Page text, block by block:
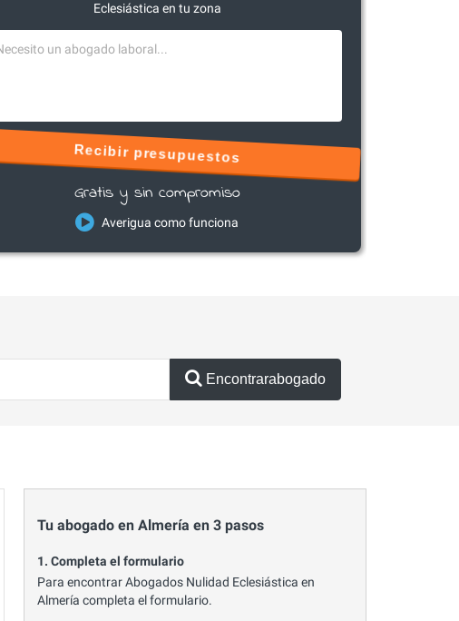
Eclesiástica en tu zona
Recibir presupuestos
Gratis y sin compromiso
Averigua como funciona
Encontrarabogado
Tu abogado en Almería en 3 pasos
1. Completa el formulario
Para encontrar Abogados Nulidad Eclesiástica en
Almería completa el formulario.